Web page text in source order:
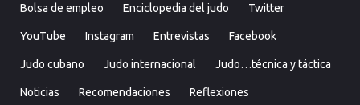
Bolsa de empleo Enciclopedia del judo Twitter
YouTube Instagram Entrevistas Facebook
Judo cubano Judo internacional Judo…técnica y táctica
Noticias Recomendaciones Reflexiones